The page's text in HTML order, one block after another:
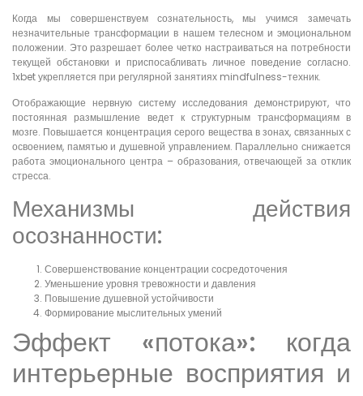
Когда мы совершенствуем сознательность, мы учимся замечать
незначительные трансформации в нашем телесном и эмоциональном
положении. Это разрешает более четко настраиваться на потребности
текущей обстановки и приспосабливать личное поведение согласно.
1xbet укрепляется при регулярной занятиях mindfulness-техник.
Отображающие нервную систему исследования демонстрируют, что
постоянная размышление ведет к структурным трансформациям в
мозге. Повышается концентрация серого вещества в зонах, связанных с
освоением, памятью и душевной управлением. Параллельно снижается
работа эмоционального центра – образования, отвечающей за отклик
стресса.
Механизмы действия
осознанности:
Совершенствование концентрации сосредоточения
Уменьшение уровня тревожности и давления
Повышение душевной устойчивости
Формирование мыслительных умений
Эффект «потока»: когда
интерьерные восприятия и